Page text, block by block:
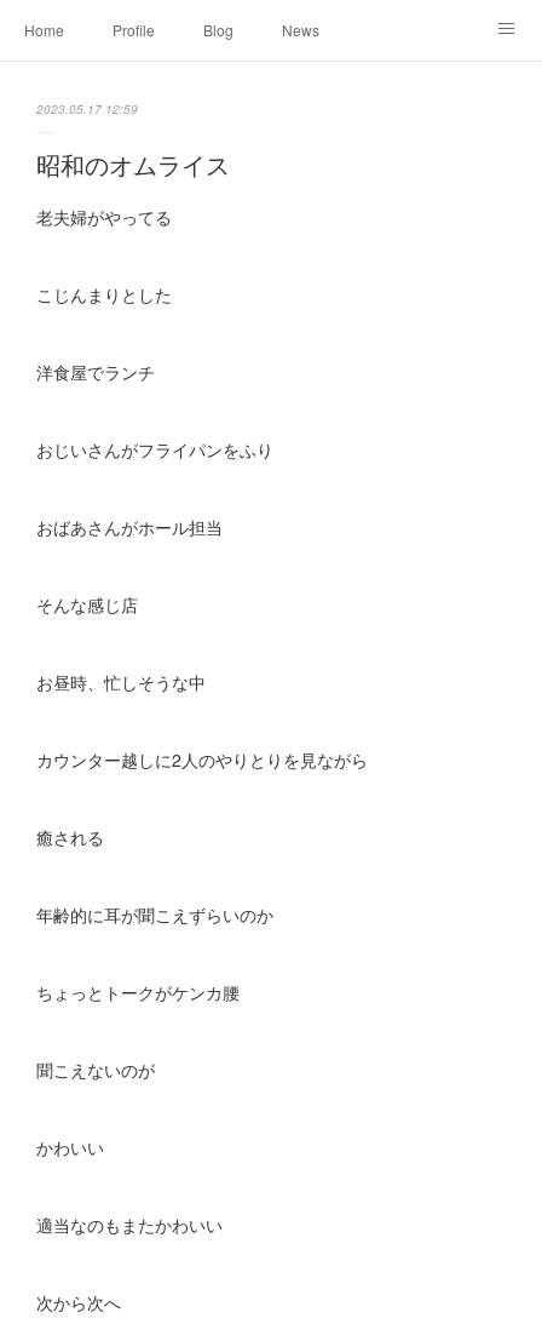
Home Profile Blog News
2023.05.17 12:59
昭和のオムライス
老夫婦がやってる
こじんまりとした
洋食屋でランチ
おじいさんがフライパンをふり
おばあさんがホール担当
そんな感じ店
お昼時、忙しそうな中
カウンター越しに2人のやりとりを見ながら
癒される
年齢的に耳が聞こえずらいのか
ちょっとトークがケンカ腰
聞こえないのが
かわいい
適当なのもまたかわいい
次から次へ